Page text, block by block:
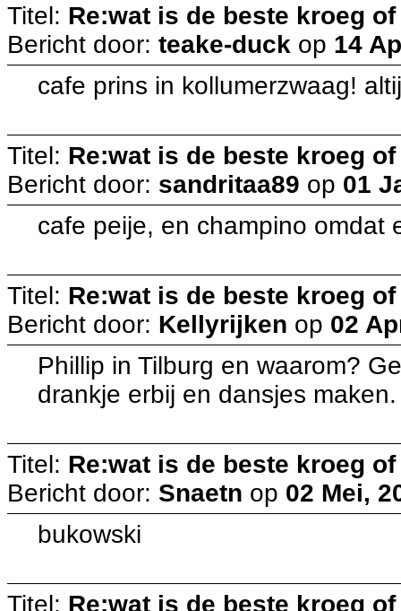
Titel: Re:wat is de beste kroeg
Bericht door: teake-duck op 14
cafe prins in kollumerzwaag!
Titel: Re:wat is de beste kroeg
Bericht door: sandritaa89 op 01
cafe peije, en champino omdat
Titel: Re:wat is de beste kroeg
Bericht door: Kellyrijken op 02
Phillip in Tilburg en waarom?
drankje erbij en dansjes
Titel: Re:wat is de beste kroeg
Bericht door: Snaetn op 02 Mei,
bukowski
Titel: Re:wat is de beste kroeg